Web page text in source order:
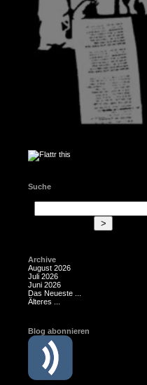
Suche
Archive
August 2026
Juli 2026
Juni 2026
Das Neueste ...
Älteres ...
Blog abonnieren